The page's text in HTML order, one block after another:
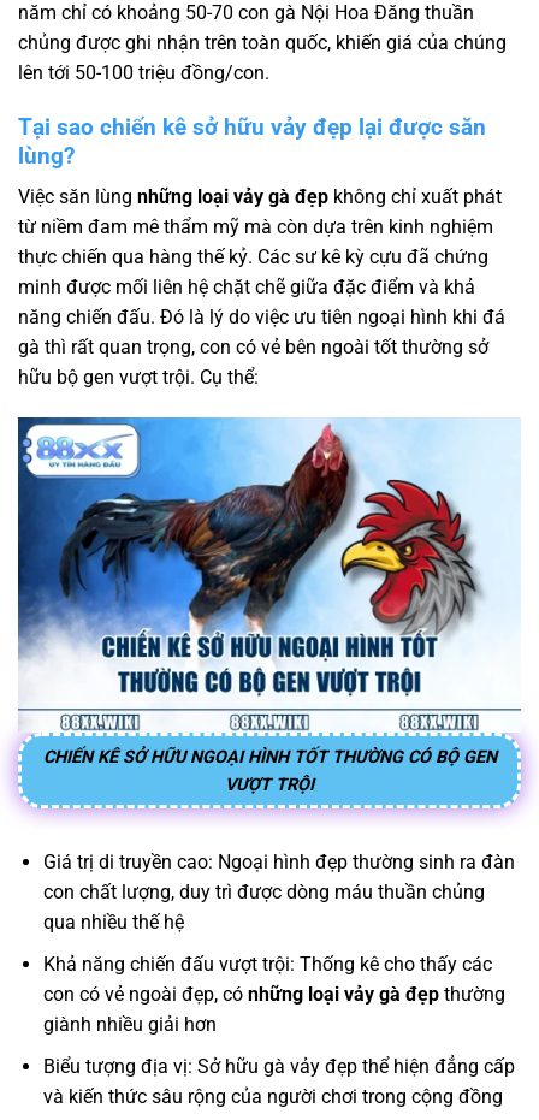
năm chỉ có khoảng 50-70 con gà Nội Hoa Đăng thuần
chủng được ghi nhận trên toàn quốc, khiến giá của chúng
lên tới 50-100 triệu đồng/con.
Tại sao chiến kê sở hữu vảy đẹp lại được săn
lùng?
Việc săn lùng những loại vảy gà đẹp không chỉ xuất phát
từ niềm đam mê thẩm mỹ mà còn dựa trên kinh nghiệm
thực chiến qua hàng thế kỷ. Các sư kê kỳ cựu đã chứng
minh được mối liên hệ chặt chẽ giữa đặc điểm và khả
năng chiến đấu. Đó là lý do việc ưu tiên ngoại hình khi đá
gà thì rất quan trọng, con có vẻ bên ngoài tốt thường sở
hữu bộ gen vượt trội. Cụ thể:
CHIẾN KÊ SỞ HỮU NGOẠI HÌNH TỐT THƯỜNG CÓ BỘ GEN
VƯỢT TRỘI
Giá trị di truyền cao: Ngoại hình đẹp thường sinh ra đàn
con chất lượng, duy trì được dòng máu thuần chủng
qua nhiều thế hệ
Khả năng chiến đấu vượt trội: Thống kê cho thấy các
con có vẻ ngoài đẹp, có những loại vảy gà đẹpthường
giành nhiều giải hơn
Biểu tượng địa vị: Sở hữu gà vảy đẹp thể hiện đẳng cấp
và kiến thức sâu rộng của người chơi trong cộng đồng